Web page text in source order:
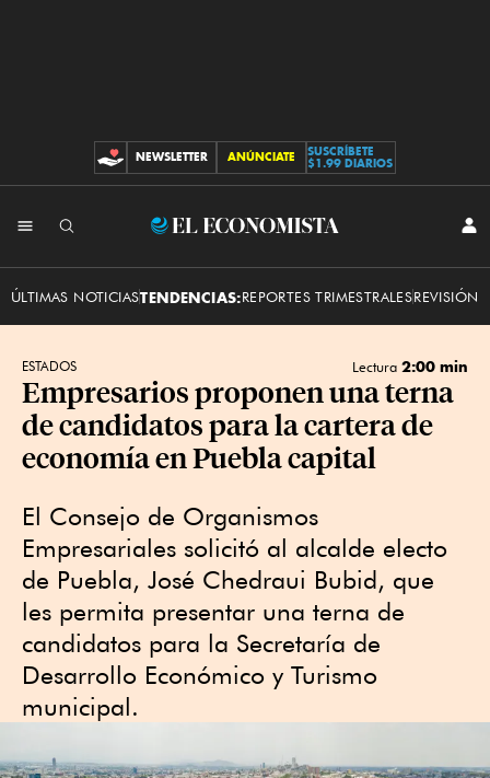
CONTRIBUCIONES
NEWSLETTER ANÚNCIATE
SUSCRÍBETE
$1.99 DIARIOS
El
ÚLTIMAS NOTICIASTENDENCIAS:REPORTES TRIMESTRALESREVISIÓN
ESTADOS Lectura 2:00 min
Empresarios proponen una terna
de candidatos para la cartera de
economía en Puebla capital
El Consejo de Organismos
Empresariales solicitó al alcalde electo
de Puebla, José Chedraui Bubid, que
les permita presentar una terna de
candidatos para la Secretaría de
Desarrollo Económico y Turismo
municipal.